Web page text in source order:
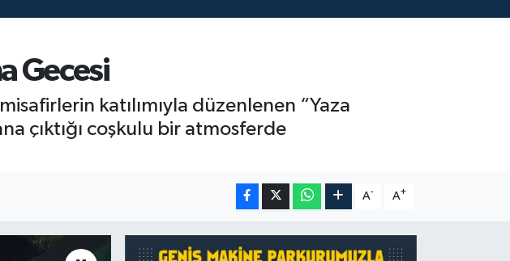
Gecesi
katılımıyla düzenlenen “Yaza
çıktığı coşkulu bir atmosferde
A- A+